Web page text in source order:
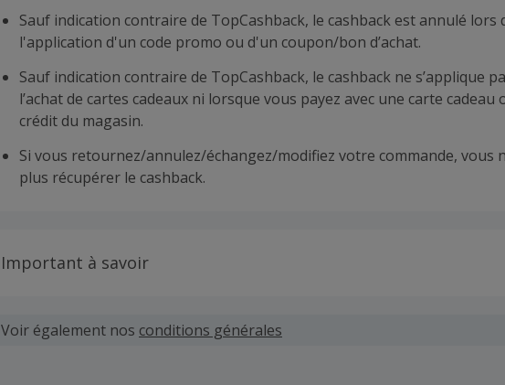
Sauf indication contraire de TopCashback, le cashback est annulé lors
l'application d'un code promo ou d'un coupon/bon d’achat.
Sauf indication contraire de TopCashback, le cashback ne s’applique
l’achat de cartes cadeaux ni lorsque vous payez avec une carte cadeau
crédit du magasin.
Si vous retournez/annulez/échangez/modifiez votre commande, vous
plus récupérer le cashback.
Important à savoir
soumises au plus tard dans les 100 jours qui suivent la date d'achat.
Voir également nos conditions générales